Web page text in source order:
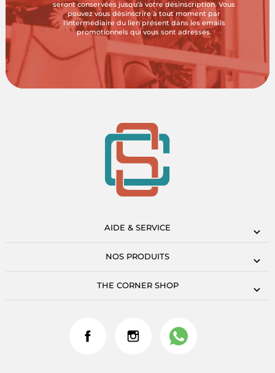
seront conservées jusqu'à votre désinscription. Vous
pouvez vous désinscrire à tout moment par
l'intermédiaire du lien présent dans les emails
promotionnels qui vous sont adressés.
AIDE & SERVICE
NOS PRODUITS
THE CORNER SHOP